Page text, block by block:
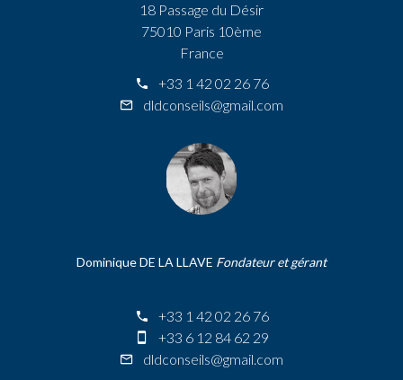
18 Passage du Désir
75010 Paris 10ème
France
+33 1 42 02 26 76
dldconseils@gmail.com
Dominique DE LA LLAVE Fondateur et gérant
+33 1 42 02 26 76
+33 6 12 84 62 29
dldconseils@gmail.com